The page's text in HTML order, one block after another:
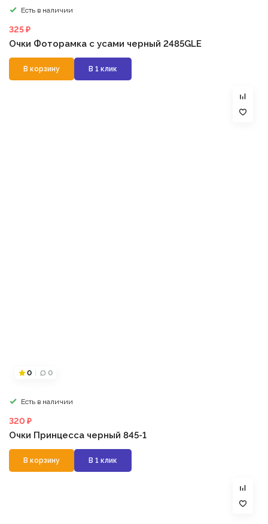
Есть в наличии
325 ₽
Очки Фоторамка с усами черный 2485GLE
В корзину В 1 клик
0 0
Есть в наличии
320 ₽
Очки Принцесса черный 845-1
В корзину В 1 клик